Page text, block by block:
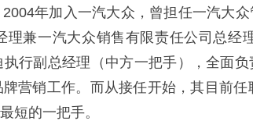
年加入一汽大众，曾担任一汽大
兼一汽大众销售有限责任公司总经
行副总经理（中方一把手），全面
营销工作。而从接任开始，其目前
短的一把手。